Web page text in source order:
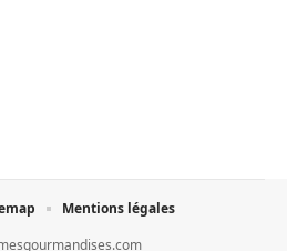
Mentions légales